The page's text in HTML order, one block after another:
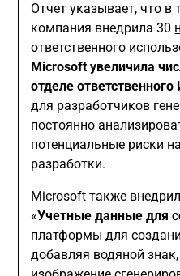
Отчет указывает, что в
компания внедрила 30
ответственного
Microsoft увеличила
отделе ответственного
для разработчиков
постоянно
потенциальные риски
разработки.
Microsoft также
«Учетные данные для
платформы для
добавляя водяной